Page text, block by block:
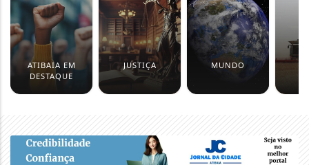
ATIBAIA EM
DESTAQUE
JUSTIÇA MUNDO